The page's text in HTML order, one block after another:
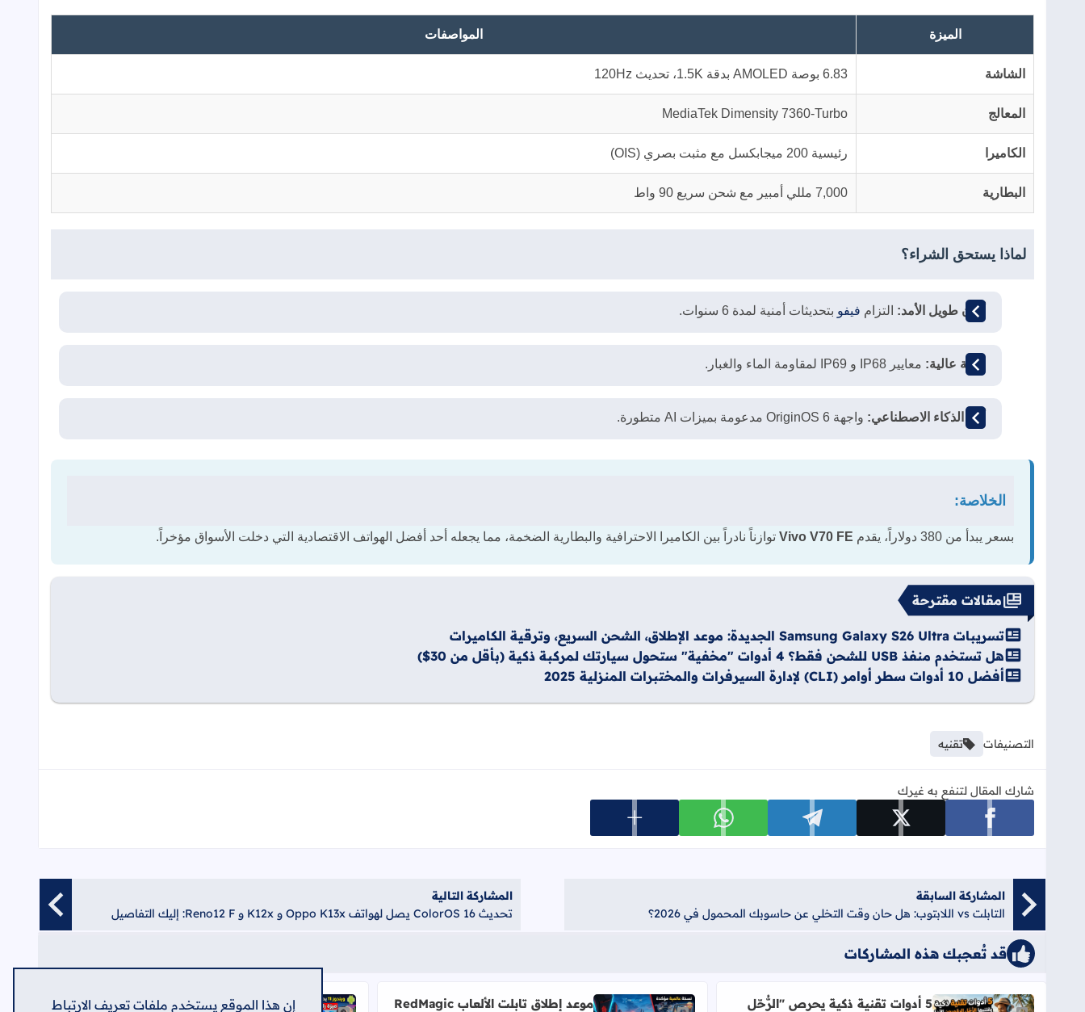
إن هذا الموقع يستخدم ملفات تعريف الارتباط
الميزة المواصفات
الشاشة 6.83 بوصة AMOLED بدقة 1.5K، تحديث 120Hz
المعالج MediaTek Dimensity 7360-Turbo
الكاميرا رئيسية 200 ميجابكسل مع مثبت بصري (OIS)
البطارية 7,000 مللي أمبير مع شحن سريع 90 واط
لماذا يستحق الشراء؟
أمان طويل الأمد: التزام فيفو بتحديثات أمنية لمدة 6 سنوات.
متانة عالية: معايير IP68 و IP69 لمقاومة الماء والغبار.
أداء الذكاء الاصطناعي: واجهة OriginOS 6 مدعومة بميزات AI متطورة.
الخلاصة:
بسعر يبدأ من 380 دولاراً، يقدم Vivo V70 FE توازناً نادراً بين الكاميرا الاحترافية والبطارية الضخمة، مما يجعله أحد أفضل الهواتف الاقتصادية التي دخلت الأسواق مؤخراً.
مقالات مقترحة
تسريبات Samsung Galaxy S26 Ultra الجديدة: موعد الإطلاق، الشحن السريع، وترقية الكاميرات
هل تستخدم منفذ USB للشحن فقط؟ 4 أدوات "مخفية" ستحول سيارتك لمركبة ذكية (بأقل من 30$)
أفضل 10 أدوات سطر أوامر (CLI) لإدارة السيرفرات والمختبرات المنزلية 2025
التصنيفات تقنيه
شارك المقال لتنفع به غيرك
شارك على facebook شارك على x شارك على telegram شارك على whatsapp عرض المزيد من خيارات المشاركة
المشاركة السابقة
التابلت vs اللابتوب: هل حان وقت التخلي عن حاسوبك المحمول في 2026؟
المشاركة التالية
تحديث ColorOS 16 يصل لهواتف Oppo K13x و K12x و Reno12 F: إليك التفاصيل
قد تُعجبك هذه المشاركات
5 أدوات تقنية ذكية يحرص "الرُّحّل
موعد إطلاق تابلت الألعاب RedMagic
ويندوز 11 يدعم استئناف "واتساب"